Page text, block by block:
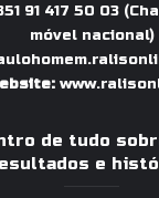
91 417 50 03
móvel nacional)
de tudo
e